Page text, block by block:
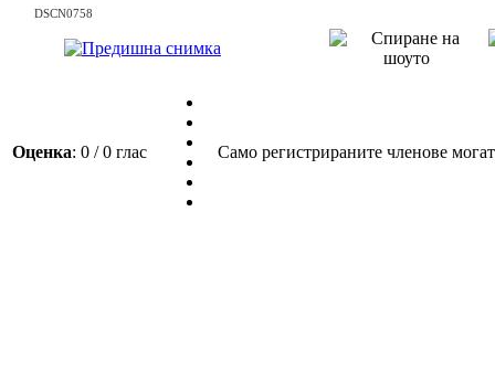
DSCN0758
Оценка: 0 / 0 глас Само регистрираните членове